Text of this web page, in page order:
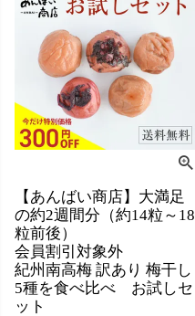
【あんばい商店】大満足
の約2週間分（約14粒～18
粒前後）
会員割引対象外
紀州南高梅 訳あり 梅干し
5種を食べ比べ お試しセ
ット